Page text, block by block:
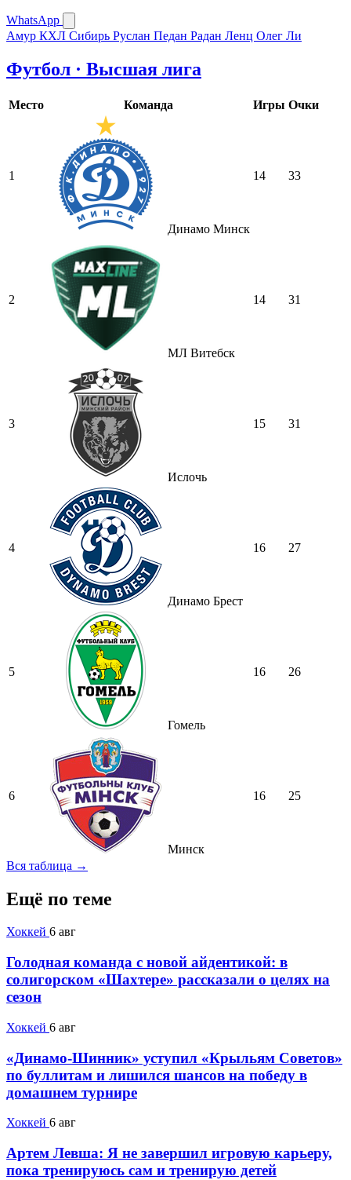
WhatsApp
Амур КХЛ Сибирь Руслан Педан Радан Ленц Олег Ли
Футбол · Высшая лига
Место Команда Игры Очки
1
Динамо Минск
14 33
2
МЛ Витебск
14 31
3
Ислочь
15 31
4
Динамо Брест
16 27
5
Гомель
16 26
6
Минск
16 25
Вся таблица →
Ещё по теме
Хоккей 6 авг
Голодная команда с новой айдентикой: в
солигорском «Шахтере» рассказали о целях на
сезон
Хоккей 6 авг
«Динамо-Шинник» уступил «Крыльям Советов»
по буллитам и лишился шансов на победу в
домашнем турнире
Хоккей 6 авг
Артем Левша: Я не завершил игровую карьеру,
пока тренируюсь сам и тренирую детей